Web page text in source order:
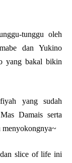
tunggu oleh
dan Yukino
yang bakal bikin
yang sudah
Damais serta
menyokongnya~
slice of life ini